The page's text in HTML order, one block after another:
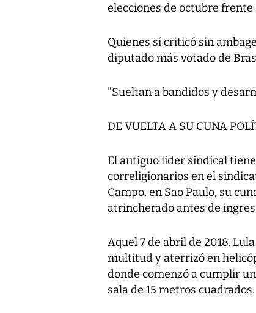
elecciones de octubre
Quienes sí criticó sin
diputado más votado de
"Sueltan a bandidos y
DE VUELTA A SU CUNA
El antiguo líder sindical
correligionarios en el
Campo, en Sao Paulo, su
atrincherado antes de
Aquel 7 de abril de 2018,
multitud y aterrizó en
donde comenzó a cumplir
sala de 15 metros cuadrados.